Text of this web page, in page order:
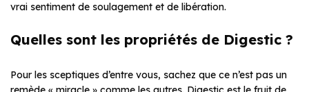
vrai sentiment de soulagement et de libération.
Quelles sont les propriétés de Digestic ?
Pour les sceptiques d’entre vous, sachez que ce n’est pas un